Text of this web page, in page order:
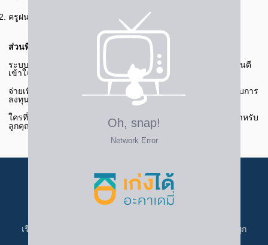
ครูฝน ติวตรงแนวข้อสอบ ทำให้ทำข้อสอบได้ดีขึ้น
ส่วนที่ประทับใจ
ระบบเรียนออนไลน์แบบบุฟเฟ่ต์ ดูซ้ำได้ไม่จำกัด ติวเตอร์ทุกคนสอนดี
เข้าใจง่าย ทำให้คะแนนดีขึ้น
จ่ายเพียง 600 บาท/เดือน สามารถเลือกเรียนได้หลายวิชา คุ้มค่ากับการ
ลงทุนเพื่ออนาคต!
ใครที่อยากเพิ่มคะแนน เก่งได้ อะคาเดมี่ อาจจะเป็นตัวเลือกที่ใช่สำหรับ
ลูกคุณ!
เรียนที่ เก่งได้ อะคาเดมี่ ราคาเข้าถึงง่าย ครบทุกคอร์ส เก่งได้ทุก